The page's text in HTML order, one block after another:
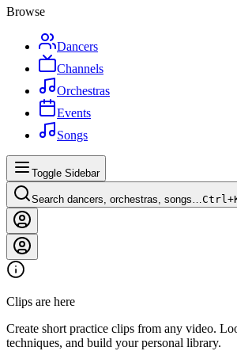
Browse
Dancers
Channels
Orchestras
Events
Songs
Toggle Sidebar
Search dancers, orchestras, songs…Ctrl+
Clips are here
Create short practice clips from any video.
techniques, and build your personal library.